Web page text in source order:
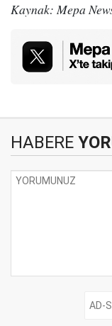
Kaynak: Mepa
HABERE